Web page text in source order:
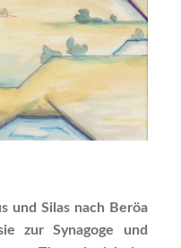
und Silas nach Beröa
zur Synagoge und